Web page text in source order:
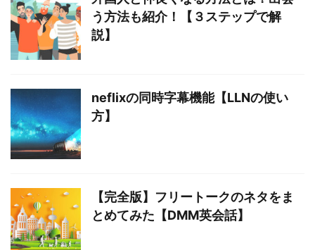
う方法も紹介！【３ステップで解
説】
neflixの同時字幕機能【LLNの使い
方】
【完全版】フリートークのネタをま
とめてみた【DMM英会話】